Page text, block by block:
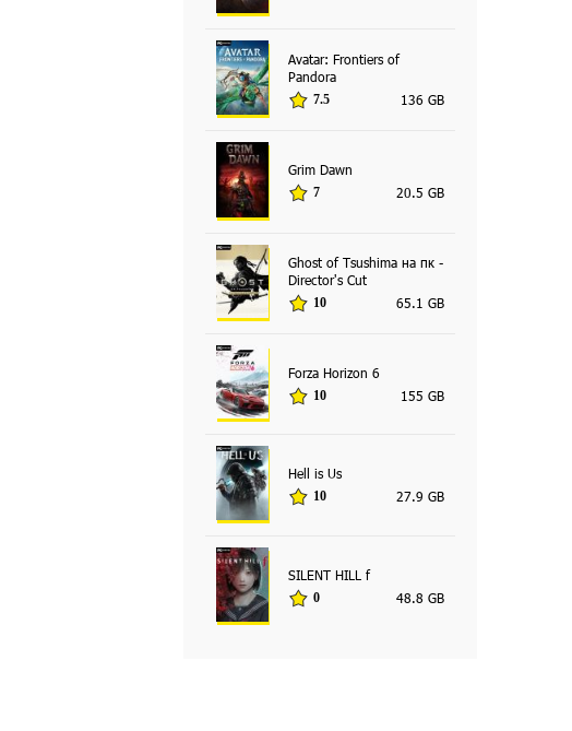
Avatar: Frontiers of
Pandora
7.5 136 GB
Grim Dawn
7 20.5 GB
Ghost of Tsushima на пк -
Director's Cut
10 65.1 GB
Forza Horizon 6
10 155 GB
Hell is Us
10 27.9 GB
SILENT HILL f
0 48.8 GB